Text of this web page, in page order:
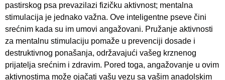
pastirskog psa prevazilazi fizičku aktivnost; mentalna
stimulacija je jednako važna. Ove inteligentne pseve čini
srećnim kada su im umovi angažovani. Pružanje aktivnosti
za mentalnu stimulaciju pomaže u prevenciji dosade i
destruktivnog ponašanja, održavajući vašeg krznenog
prijatelja srećnim i zdravim. Pored toga, angažovanje u ovim
aktivnostima može ojačati vašu vezu sa vašim anadolskim